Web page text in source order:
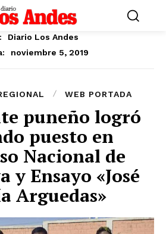
Diario Los Andes
noviembre 5, 2019
WEB PORTADA
puneño logró
puesto en
Nacional de
y Ensayo «José
Arguedas»